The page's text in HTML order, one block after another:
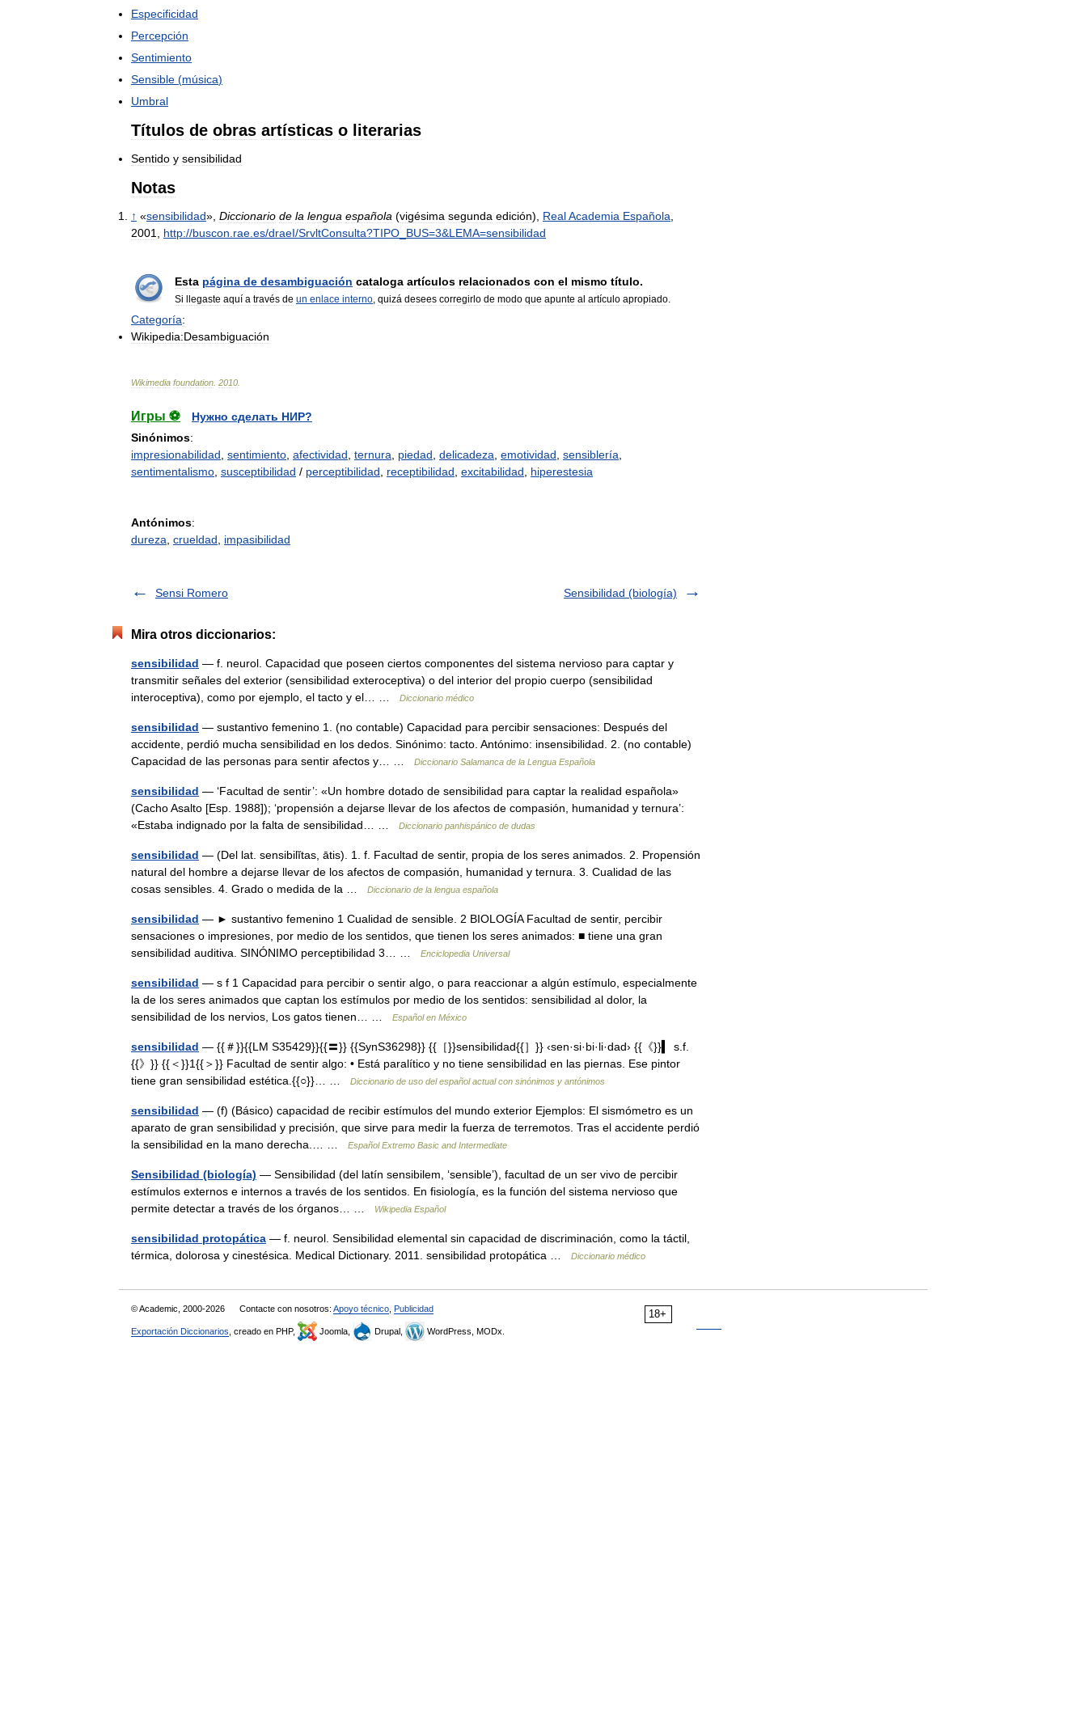
Especificidad
Percepción
Sentimiento
Sensible (música)
Umbral
Títulos de obras artísticas o literarias
Sentido y sensibilidad
Notas
↑ «sensibilidad», Diccionario de la lengua española (vigésima segunda edición), RealAcademia Española
2001
http://buscon rae es/draeI/SrvltConsulta?TIPO BUS=3&LEMA=sensibilidad
Esta página de desambiguación cataloga artículos relacionados con el mismo título.
Si llegaste aquí a través de un enlace interno, quizá desees corregirlo de modo que apunte al artículo apropiado.
Categoría:
Wikipedia:Desambiguación
Wikimedia foundation 2010
Игры ⚽
Нужно сделать НИР?
Sinónimos:
impresionabilidad sentimiento afectividad ternura piedad delicadeza emotividad sensiblería
sentimentalismo susceptibilidad / perceptibilidad receptibilidad excitabilidad hiperestesia
Antónimos:
dureza crueldad impasibilidad
Sensi Romero Sensibilidad (biología)
Mira otros diccionarios:
sensibilidad — f. neurol. Capacidad que poseen ciertos componentes del sistema nervioso para captar y
transmitir señales del exterior (sensibilidad exteroceptiva) o del interior del propio cuerpo (sensibilidad
interoceptiva), como por ejemplo, el tacto y el… …
Diccionario médico
sensibilidad — sustantivo femenino 1. (no contable) Capacidad para percibir sensaciones: Después del
accidente, perdió mucha sensibilidad en los dedos. Sinónimo: tacto. Antónimo: insensibilidad. 2. (no contable)
Capacidad de las personas para sentir afectos y… …
Diccionario Salamanca de la Lengua Española
sensibilidad — ‘Facultad de sentir’: «Un hombre dotado de sensibilidad para captar la realidad española»
(Cacho Asalto [Esp. 1988]); ‘propensión a dejarse llevar de los afectos de compasión, humanidad y ternura’:
«Estaba indignado por la falta de sensibilidad… …
Diccionario panhispánico de dudas
sensibilidad — (Del lat. sensibilĭtas, ātis). 1. f. Facultad de sentir, propia de los seres animados. 2. Propensión
natural del hombre a dejarse llevar de los afectos de compasión, humanidad y ternura. 3. Cualidad de las
cosas sensibles. 4. Grado o medida de la …
Diccionario de la lengua española
sensibilidad — ► sustantivo femenino 1 Cualidad de sensible. 2 BIOLOGÍA Facultad de sentir, percibir
sensaciones o impresiones, por medio de los sentidos, que tienen los seres animados: ■ tiene una gran
sensibilidad auditiva. SINÓNIMO perceptibilidad 3… …
Enciclopedia Universal
sensibilidad — s f 1 Capacidad para percibir o sentir algo, o para reaccionar a algún estímulo, especialmente
la de los seres animados que captan los estímulos por medio de los sentidos: sensibilidad al dolor, la
sensibilidad de los nervios, Los gatos tienen… …
Español en México
sensibilidad — {{＃}}{{LM S35429}}{{〓}} {{SynS36298}} {{［}}sensibilidad{{］}} ‹sen·si·bi·li·dad› {{《}}▍ s.f.
{{》}} {{＜}}1{{＞}} Facultad de sentir algo: • Está paralítico y no tiene sensibilidad en las piernas. Ese pintor
tiene gran sensibilidad estética.{{○}}… …
Diccionario de uso del español actual con sinónimos y antónimos
sensibilidad — (f) (Básico) capacidad de recibir estímulos del mundo exterior Ejemplos: El sismómetro es un
aparato de gran sensibilidad y precisión, que sirve para medir la fuerza de terremotos. Tras el accidente perdió
la sensibilidad en la mano derecha.… …
Español Extremo Basic and Intermediate
Sensibilidad (biología) — Sensibilidad (del latín sensibilem, ‘sensible’), facultad de un ser vivo de percibir
estímulos externos e internos a través de los sentidos. En fisiología, es la función del sistema nervioso que
permite detectar a través de los órganos… …
Wikipedia Español
sensibilidad protopática — f. neurol. Sensibilidad elemental sin capacidad de discriminación, como la táctil,
térmica, dolorosa y cinestésica. Medical Dictionary. 2011. sensibilidad protopática …
Diccionario médico
18+
© Academic, 2000-2026 Contacte con nosotros: Apoyo técnico Publicidad
Exportación Diccionarios , creado en PHP, Joomla, Drupal, WordPress, MODx.